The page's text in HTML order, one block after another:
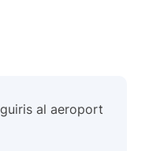
al aeroport